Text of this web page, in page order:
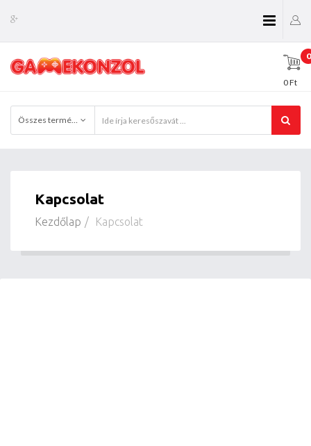
0
0 Ft
Összes termékkategória
Kapcsolat
Kezdőlap Kapcsolat